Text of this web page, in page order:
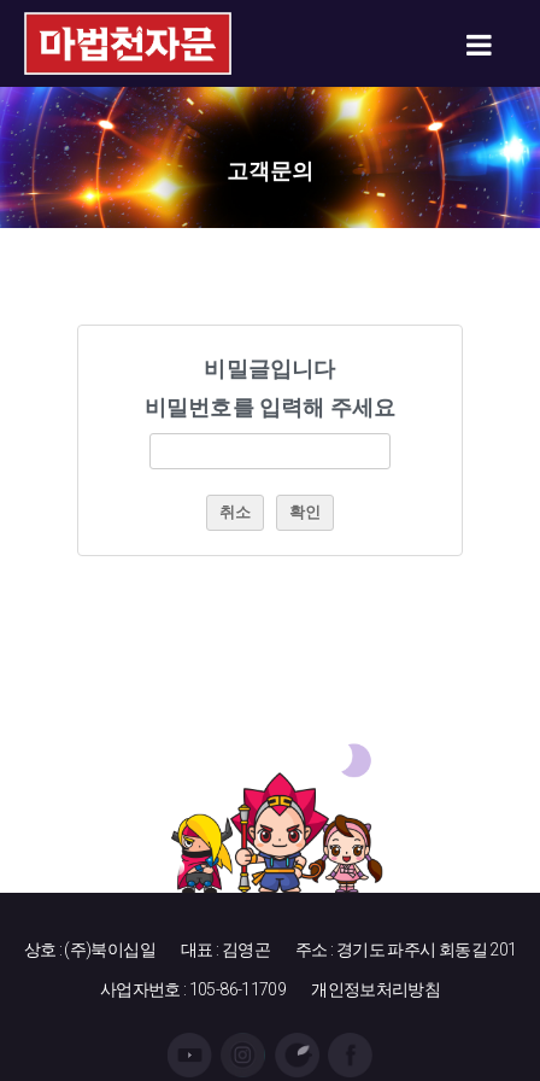
고객문의
비밀글입니다
비밀번호를 입력해 주세요
취소 확인
상호 : (주)북이십일 대표 : 김영곤 주소 : 경기도 파주시 회동길 201
사업자번호 : 105-86-11709 개인정보처리방침